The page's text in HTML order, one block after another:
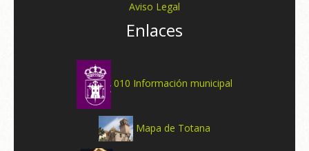
Aviso Legal
Enlaces
010 Información municipal
Mapa de Totana